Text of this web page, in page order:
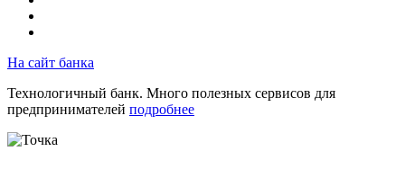
На сайт банка
Технологичный банк. Много полезных сервисов для
предпринимателей подробнее